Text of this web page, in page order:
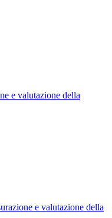
e valutazione della
e valutazione della